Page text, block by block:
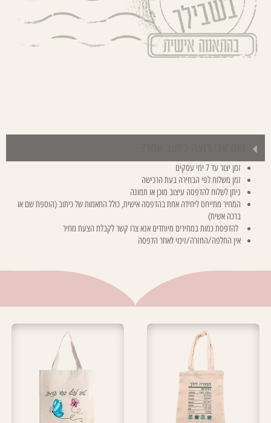
זמן יצור עד 7 ימי עסקים
זמן משלוח לפי הבחירה בעת הרכישה
ניתן לשלוח להדפסה עיצוב מוכן או תמונה
המחיר מתייחס ליחידה אחת בהדפסה אישית, כולל התאמות של כיתוב (הוספת שם או
ברכה אשית)
להדפסת כמות במחירים מיוחדים אנא צרו קשר לקבלת הצעת מחיר
אין החלפה/החזרה/זיכוי לאחר הדפסה